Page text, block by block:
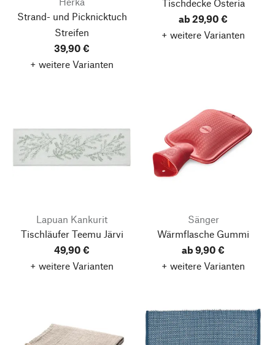
Strand- und Picknicktuch
Streifen
39,90 €
+ weitere Varianten
Tischdecke Osteria
ab 29,90 €
+ weitere Varianten
Lapuan Kankurit
Tischläufer Teemu Järvi
49,90 €
+ weitere Varianten
Sänger
Wärmflasche Gummi
ab 9,90 €
+ weitere Varianten